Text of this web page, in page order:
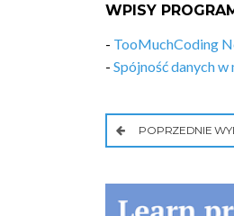
WPISY
- TooMuchCoding
- Spójność danych
POPRZEDNIE